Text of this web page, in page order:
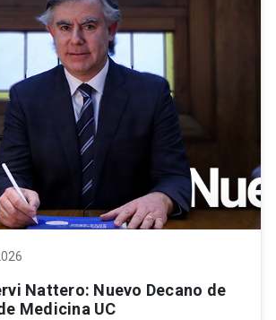
Nattero: Nuevo Decano de
Medicina UC